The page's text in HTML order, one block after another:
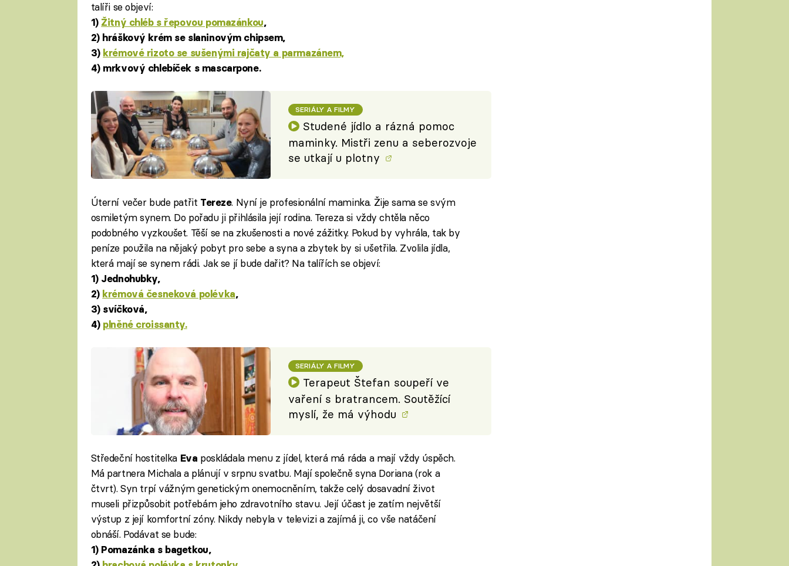
talíři se objeví:
1) Žitný chléb s řepovou pomazánkou,
2) hráškový krém se slaninovým chipsem,
3) krémové rizoto se sušenými rajčaty a parmazánem,
4) mrkvový chlebíček s mascarpone.
SERIÁLY A FILMY
Studené jídlo a rázná pomoc
maminky. Mistři zenu a seberozvoje
se utkají u plotny
Úterní večer bude patřit Tereze. Nyní je profesionální maminka. Žije sama se svým
osmiletým synem. Do pořadu ji přihlásila její rodina. Tereza si vždy chtěla něco
podobného vyzkoušet. Těší se na zkušenosti a nové zážitky. Pokud by vyhrála, tak by
peníze použila na nějaký pobyt pro sebe a syna a zbytek by si ušetřila. Zvolila jídla,
která mají se synem rádi. Jak se jí bude dařit? Na talířích se objeví:
1) Jednohubky,
2) krémová česneková polévka,
3) svíčková,
4) plněné croissanty.
SERIÁLY A FILMY
Terapeut Štefan soupeří ve
vaření s bratrancem. Soutěžící
myslí, že má výhodu
Středeční hostitelka Eva poskládala menu z jídel, která má ráda a mají vždy úspěch.
Má partnera Michala a plánují v srpnu svatbu. Mají společně syna Doriana (rok a
čtvrt). Syn trpí vážným genetickým onemocněním, takže celý dosavadní život
museli přizpůsobit potřebám jeho zdravotního stavu. Její účast je zatím největší
výstup z její komfortní zóny. Nikdy nebyla v televizi a zajímá ji, co vše natáčení
obnáší. Podávat se bude:
1) Pomazánka s bagetkou,